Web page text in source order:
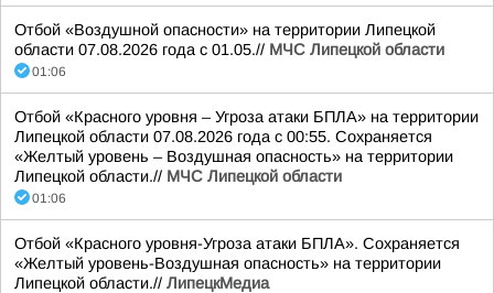
Отбой «Воздушной опасности» на территории Липецкой
области 07.08.2026 года с 01.05.// МЧС Липецкой области
01:06
Отбой «Красного уровня – Угроза атаки БПЛА» на территории
Липецкой области 07.08.2026 года с 00:55. Сохраняется
«Желтый уровень – Воздушная опасность» на территории
Липецкой области.// МЧС Липецкой области
01:06
Отбой «Красного уровня-Угроза атаки БПЛА». Сохраняется
«Желтый уровень-Воздушная опасность» на территории
Липецкой области.// ЛипецкМедиа